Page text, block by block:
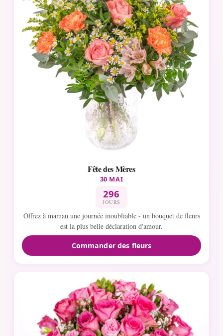
Fête des Mères
30 MAI
296
JOURS
Offrez à maman une journée inoubliable - un bouquet de fleurs
est la plus belle déclaration d'amour.
Commander des fleurs